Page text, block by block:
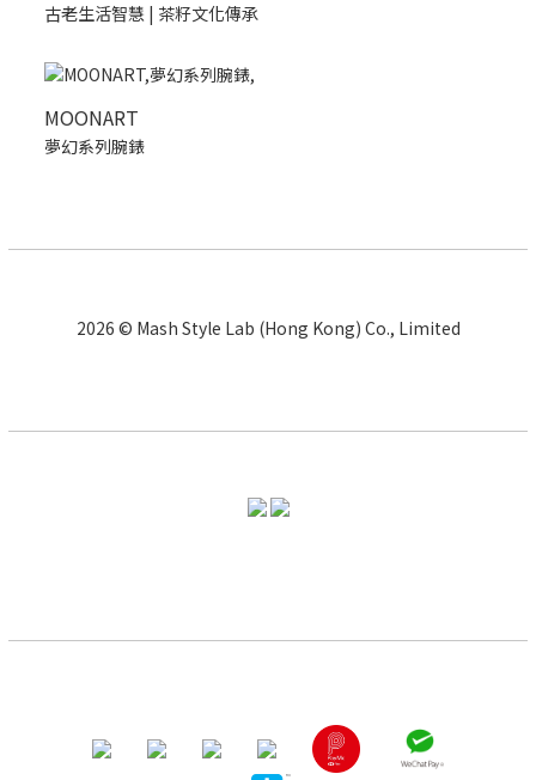
古老生活智慧 | 茶籽文化傳承
MOONART
夢幻系列腕錶
2026 © Mash Style Lab (Hong Kong) Co., Limited